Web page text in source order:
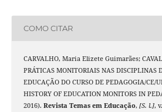
COMO CITAR
CARVALHO, Maria Elizete Guimarães;
PRÁTICAS MONITORIAIS NAS DISCIPLINAS
EDUCAÇÃO DO CURSO DE PEDAGOGIA/CE/
HISTORY OF EDUCATION MONITORS IN
2016). Revista Temas em Educação, [S. l.],